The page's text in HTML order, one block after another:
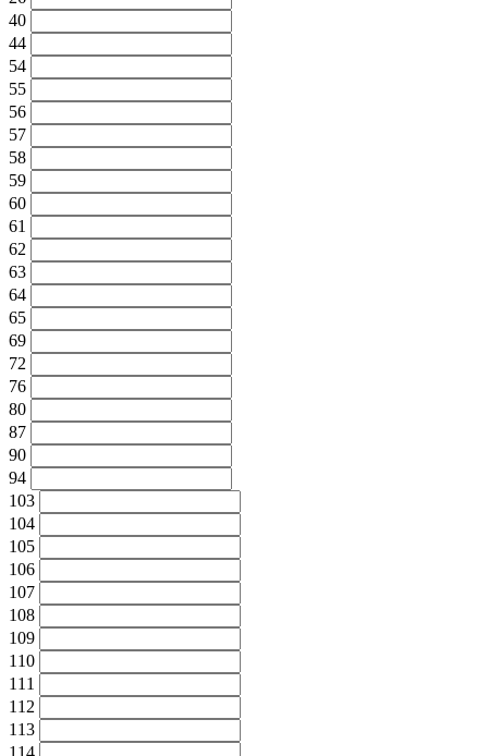
40
44
54
55
56
57
58
59
60
61
62
63
64
65
69
72
76
80
87
90
94
103
104
105
106
107
108
109
110
111
112
113
114